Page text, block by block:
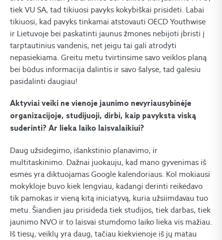
tiek VU SA, tad tikiuosi pavyks kokybiškai prisidėti. Labai
tikiuosi, kad pavyks tinkamai atstovauti OECD Youthwise
ir Lietuvoje bei paskatinti jaunus žmones nebijoti įbristi į
tarptautinius vandenis, net jeigu tai gali atrodyti
nepasiekiama. Greitu metu tvirtinsime savo veiklos planą
bei būdus informacija dalintis ir savo šalyse, tad galėsiu
pasidalinti daugiau!
Aktyviai veiki ne vienoje jaunimo nevyriausybinėje
organizacijoje, studijuoji, dirbi, kaip pavyksta viską
suderinti? Ar lieka laiko laisvalaikiui?
Daug užsidegimo, išankstinio planavimo, ir
multitaskinimo. Dažnai juokauju, kad mano gyvenimas iš
esmės yra diktuojamas Google kalendoriaus. Kol mokiausi
mokykloje buvo kiek lengviau, kadangi derinti reikėdavo
tik pamokas ir vieną kitą iniciatyvą, kuria užsiimdavau tuo
metu. Šiandien jau prisideda tiek studijos, tiek darbas, tiek
jaunimo NVO ir to laisvai stumdomo laiko lieka vis mažiau.
Iš tiesų, veiklų yra daug, tačiau kiekvienoje iš jų matau